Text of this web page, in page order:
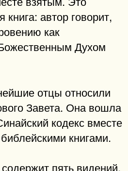
книга: автор говорит,
как
Духом
отцы относили
Завета. Она вошла
кодекс вместе
книгами.
пять видений,